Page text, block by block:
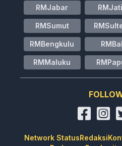
RMJabar
RMSumut
RMBengkulu
RMMaluku
Network StatusRedaksi